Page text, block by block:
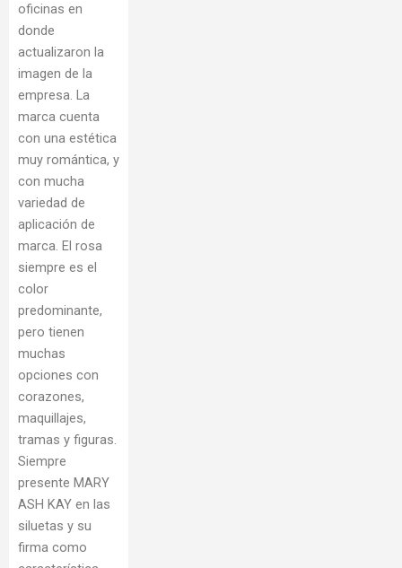
oficinas en
donde
actualizaron la
imagen de la
empresa. La
marca cuenta
con una estética
muy romántica, y
con mucha
variedad de
aplicación de
marca. El rosa
siempre es el
color
predominante,
pero tienen
muchas
opciones con
corazones,
maquillajes,
tramas y figuras.
Siempre
presente MARY
ASH KAY en las
siluetas y su
firma como